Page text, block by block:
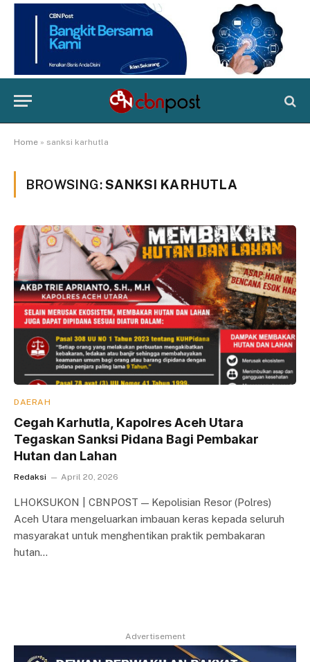
Home » sanksi karhutla
BROWSING:SANKSI KARHUTLA
DAERAH
Cegah Karhutla, Kapolres Aceh Utara
Tegaskan Sanksi Pidana Bagi Pembakar
Hutan dan Lahan
Redaksi April 20, 2026
LHOKSUKON | CBNPOST — Kepolisian Resor (Polres)
Aceh Utara mengeluarkan imbauan keras kepada seluruh
masyarakat untuk menghentikan praktik pembakaran
hutan…
Advertisement